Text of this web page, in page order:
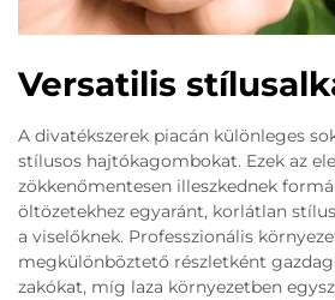
Versatilis
A divatékszerek piacán különleges
stílusos hajtókagombokat. Ezek az
zökkenőmentesen illeszkednek
öltözetekhez egyaránt, korlátlan
a viselőknek. Professzionális
megkülönböztető részletként
zakókat, míg laza környezetben